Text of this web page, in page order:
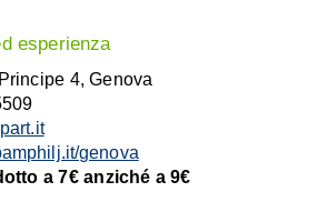
esperienza
4, Genova
genova
a 7€ anziché a 9€